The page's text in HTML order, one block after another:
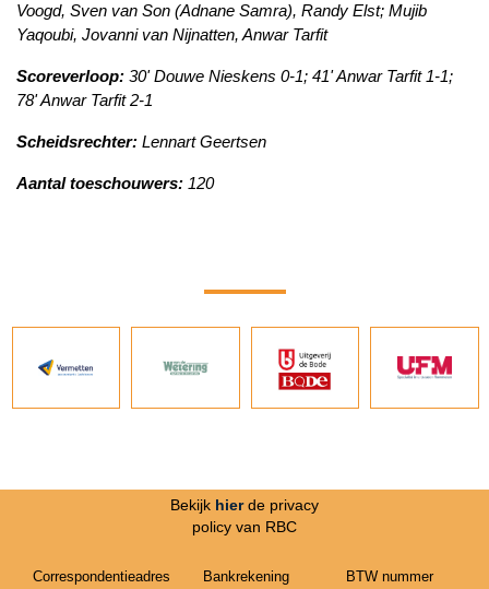
Voogd, Sven van Son (Adnane Samra), Randy Elst; Mujib
Yaqoubi, Jovanni van Nijnatten, Anwar Tarfit
Scoreverloop: 30' Douwe Nieskens 0-1; 41' Anwar Tarfit 1-1;
78' Anwar Tarfit 2-1
Scheidsrechter: Lennart Geertsen
Aantal toeschouwers: 120
Bekijk hier de privacy
policy van RBC
Correspondentieadres Bankrekening BTW nummer